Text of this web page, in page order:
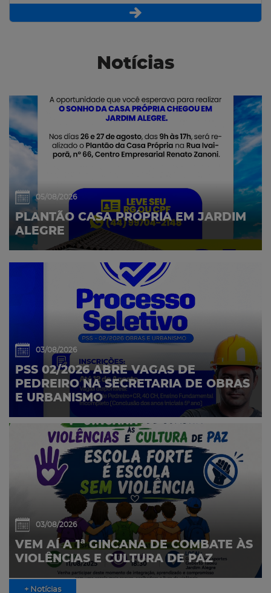
Notícias
05/08/2026
PLANTÃO CASA PRÓPRIA EM JARDIM
ALEGRE
03/08/2026
PSS 02/2026 ABRE VAGAS DE
PEDREIRO NA SECRETARIA DE OBRAS
E URBANISMO
03/08/2026
VEM AÍ A 1ª GINCANA DE COMBATE ÀS
VIOLÊNCIAS E CULTURA DE PAZ
+ Notícias